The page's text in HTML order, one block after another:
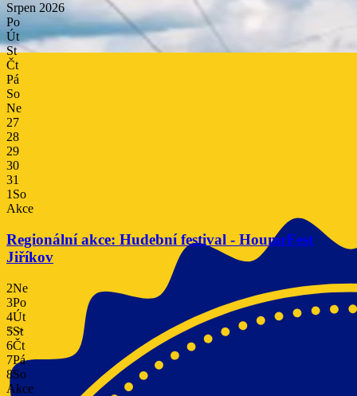
< >
Srpen 2026
Po
Út
St
Čt
Pá
So
Ne
27
28
29
30
31
1So
Akce
Regionální akce: Hudební festival - HoumrFest
Jiříkov
2Ne
3Po
4Út
5St
6Čt
7Pá
8So
Akce